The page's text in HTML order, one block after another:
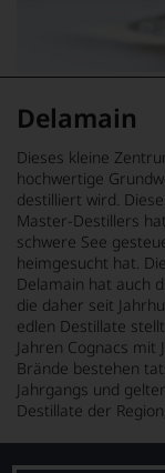
Delamain
Dieses kleine
hochwertige
destilliert wird.
Master-Destillers
schwere See
heimgesucht hat.
Delamain hat auch
die daher seit
edlen Destillate
Jahren Cognacs mit
Brände bestehen
Jahrgangs und
Destillate der